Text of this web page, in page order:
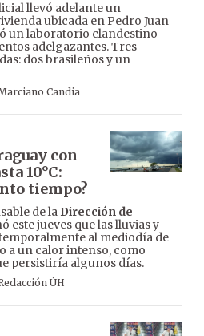
llevó adelante un
ubicada en Pedro Juan
un laboratorio clandestino
adelgazantes. Tres
dos brasileños y un
Candia
con
10°C:
tiempo?
de la Dirección de
este jueves que las lluvias y
al mediodía de
a un calor intenso, como
persistiría algunos días.
ÚH